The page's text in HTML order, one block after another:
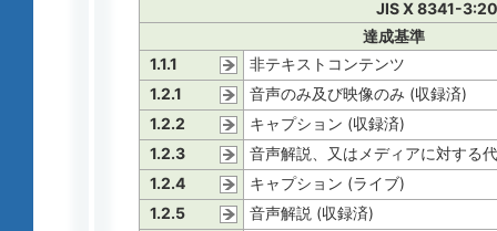
JIS X 8341-
達成基準
1.1.1
非テキストコンテンツ
1.2.1
音声のみ及び映像のみ (収録済)
1.2.2
キャプション (収録済)
1.2.3
音声解説、又はメディアに対する
1.2.4
キャプション (ライブ)
1.2.5
音声解説 (収録済)